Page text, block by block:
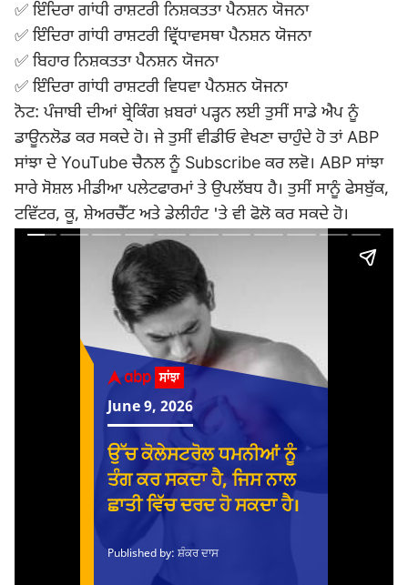
✅ ਇੰਦਿਰਾ ਗਾਂਧੀ ਰਾਸ਼ਟਰੀ ਨਿਸ਼ਕਤਤਾ ਪੈਨਸ਼ਨ ਯੋਜਨਾ
✅ ਇੰਦਿਰਾ ਗਾਂਧੀ ਰਾਸ਼ਟਰੀ ਵ੍ਰਿੱਧਾਵਸਥਾ ਪੈਨਸ਼ਨ ਯੋਜਨਾ
✅ ਬਿਹਾਰ ਨਿਸ਼ਕਤਤਾ ਪੈਨਸ਼ਨ ਯੋਜਨਾ
✅ ਇੰਦਿਰਾ ਗਾਂਧੀ ਰਾਸ਼ਟਰੀ ਵਿਧਵਾ ਪੈਨਸ਼ਨ ਯੋਜਨਾ
ਨੋਟ: ਪੰਜਾਬੀ ਦੀਆਂ ਬ੍ਰੇਕਿੰਗ ਖ਼ਬਰਾਂ ਪੜ੍ਹਨ ਲਈ ਤੁਸੀਂ ਸਾਡੇ ਐਪ ਨੂੰ
ਡਾਊਨਲੋਡ ਕਰ ਸਕਦੇ ਹੋ। ਜੇ ਤੁਸੀਂ ਵੀਡੀਓ ਵੇਖਣਾ ਚਾਹੁੰਦੇ ਹੋ ਤਾਂ ABP
ਸਾਂਝਾ ਦੇ YouTube ਚੈਨਲ ਨੂੰ Subscribe ਕਰ ਲਵੋ। ABP ਸਾਂਝਾ
ਸਾਰੇ ਸੋਸ਼ਲ ਮੀਡੀਆ ਪਲੇਟਫਾਰਮਾਂ ਤੇ ਉਪਲੱਬਧ ਹੈ। ਤੁਸੀਂ ਸਾਨੂੰ ਫੇਸਬੁੱਕ,
ਟਵਿੱਟਰ, ਕੂ, ਸ਼ੇਅਰਚੈੱਟ ਅਤੇ ਡੇਲੀਹੰਟ 'ਤੇ ਵੀ ਫੋਲੋ ਕਰ ਸਕਦੇ ਹੋ।